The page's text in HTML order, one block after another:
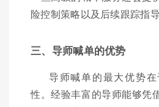
险控制策略以及后续跟踪指
三、导师喊单的优势
导师喊单的最大优势
性。经验丰富的导师能够凭